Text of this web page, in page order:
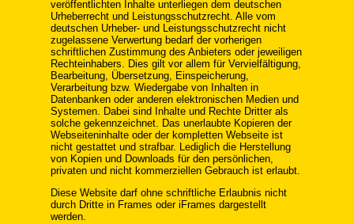
veröffentlichten Inhalte unterliegen dem deutschen
Urheberrecht und Leistungsschutzrecht. Alle vom
deutschen Urheber- und Leistungsschutzrecht nicht
zugelassene Verwertung bedarf der vorherigen
schriftlichen Zustimmung des Anbieters oder jeweiligen
Rechteinhabers. Dies gilt vor allem für Vervielfältigung,
Bearbeitung, Übersetzung, Einspeicherung,
Verarbeitung bzw. Wiedergabe von Inhalten in
Datenbanken oder anderen elektronischen Medien und
Systemen. Dabei sind Inhalte und Rechte Dritter als
solche gekennzeichnet. Das unerlaubte Kopieren der
Webseiteninhalte oder der kompletten Webseite ist
nicht gestattet und strafbar. Lediglich die Herstellung
von Kopien und Downloads für den persönlichen,
privaten und nicht kommerziellen Gebrauch ist erlaubt.
Diese Website darf ohne schriftliche Erlaubnis nicht
durch Dritte in Frames oder iFrames dargestellt
werden.